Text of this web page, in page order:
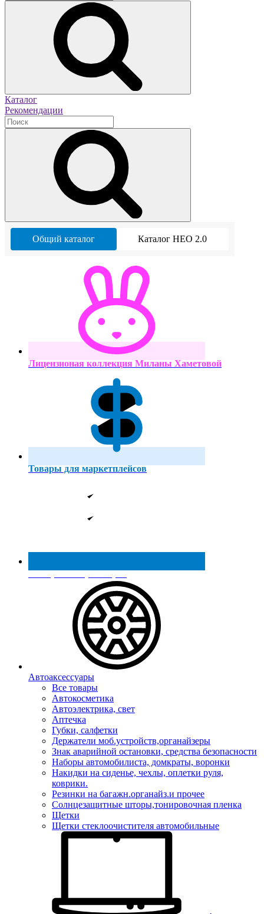
Каталог
Рекомендации
Общий каталог Каталог НЕО 2.0
Лицензионая коллекция Миланы Хаметовой
Товары для маркетплейсов
Реестр МинПромТорга
Автоаксессуары
Все товары
Автокосметика
Автоэлектрика, свет
Аптечка
Губки, салфетки
Держатели моб.устройств,органайзеры
Знак аварийной остановки, средства безопасности
Наборы автомобилиста, домкраты, воронки
Накидки на сиденье, чехлы, оплетки руля,
коврики.
Резинки на багажн.органайз.и прочее
Солнцезащитные шторы,тонировочная пленка
Щетки
Щетки стеклоочистителя автомобильные